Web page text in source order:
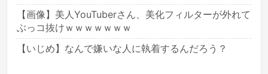
【画像】美人YouTuberさん、美化フィルターが外れて
ぶっコ抜けｗｗｗｗｗｗｗ
【いじめ】なんで嫌いな人に執着するんだろう？